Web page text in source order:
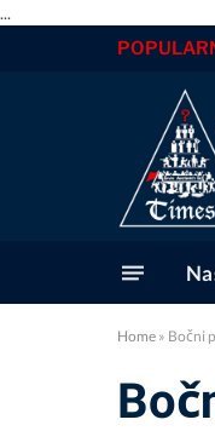
...
Home » Bočni